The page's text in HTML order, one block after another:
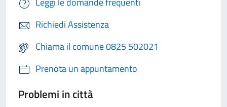
Richiedi Assistenza
Chiama il comune 0825 502021
Prenota un appuntamento
Problemi in città